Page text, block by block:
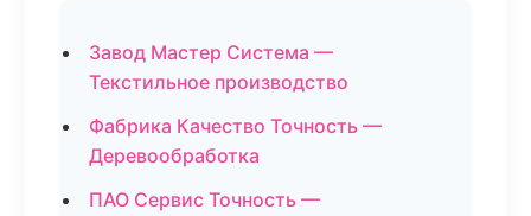
Завод Мастер Система —
Текстильное производство
Фабрика Качество Точность —
Деревообработка
ПАО Сервис Точность —